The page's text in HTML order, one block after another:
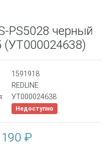
PS5028 черный
(УТ000024638)
1591918
REDLINE
УТ000024638
Недоступно
₽